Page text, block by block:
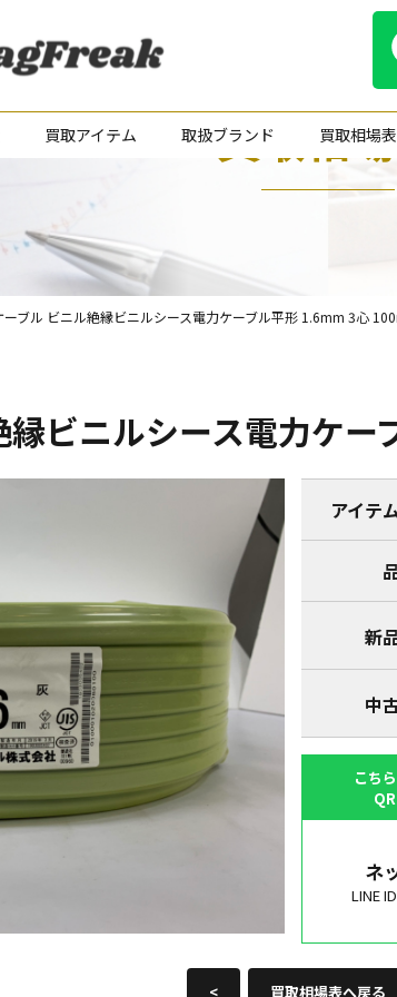
買取アイテム 取扱ブランド 買取相場表
買取相場
ーブル ビニル絶縁ビニルシース電力ケーブル平形 1.6mm 3心
縁ビニルシース電力ケ
アイテ
新
中
こち
ネ
LINE
< 買取相場表へ戻る